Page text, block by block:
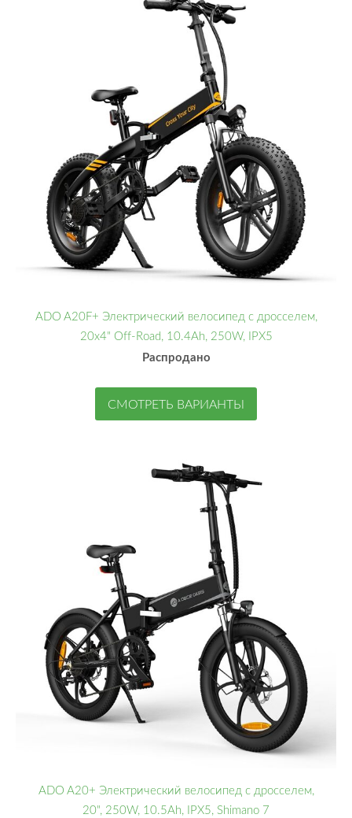
ADO A20F+ Электрический велосипед с дросселем,
20x4" Off-Road, 10.4Ah, 250W, IPX5
Распродано
СМОТРЕТЬ ВАРИАНТЫ
ADO A20+ Электрический велосипед с дросселем,
20", 250W, 10.5Ah, IPX5, Shimano 7